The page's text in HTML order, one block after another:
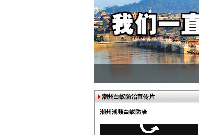
潮州白蚁防治宣传片
潮州潮顺白蚁防治